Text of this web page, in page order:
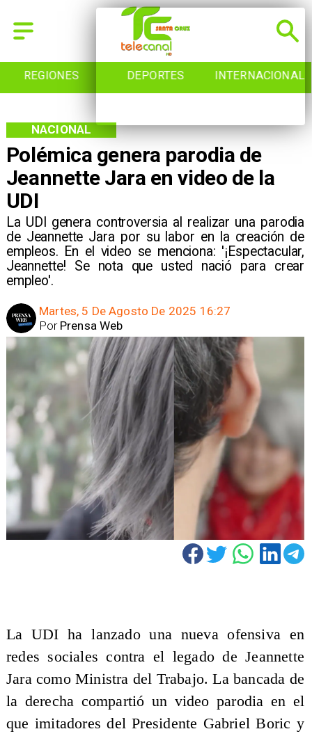
REGIONES DEPORTES INTERNACIONAL
Polémica genera parodia de
Jeannette Jara en video de la
UDI
La UDI genera controversia al realizar una parodia
de Jeannette Jara por su labor en la creación de
empleos. En el video se menciona: '¡Espectacular,
Jeannette! Se nota que usted nació para crear
empleo'.
NACIONAL
Martes, 5 De Agosto De 2025 16:27
Prensa Web
Por
La UDI ha lanzado una nueva ofensiva en
redes sociales contra el legado de Jeannette
Jara como Ministra del Trabajo. La bancada de
la derecha compartió un video parodia en el
que imitadores del Presidente Gabriel Boric y